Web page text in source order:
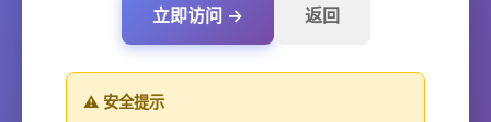
立即访问 → 返回
⚠️ 安全提示